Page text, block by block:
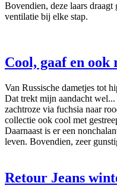
Bovendien, deze laars
ventilatie bij elke stap.
Cool, gaaf en ook
Van Russische dametjes tot
Dat trekt mijn aandacht
zachtroze via fuchsia naar
collectie ook cool met
Daarnaast is er een
leven. Bovendien, zeer
Retour Jeans